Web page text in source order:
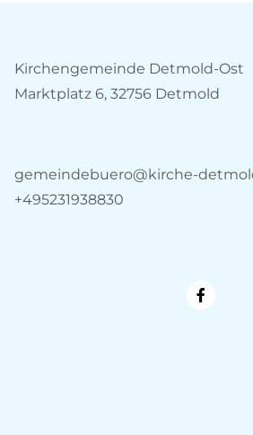
Kirchengemeinde Detmold-Ost
Marktplatz 6, 32756 Detmold
gemeindebuero@kirche-
+495231938830